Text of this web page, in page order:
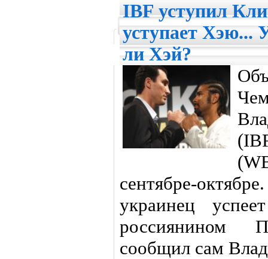
IBF уступил
уступает Хэю...
ли Хэй?
сентябре-
украинец
россиянином
сообщил сам